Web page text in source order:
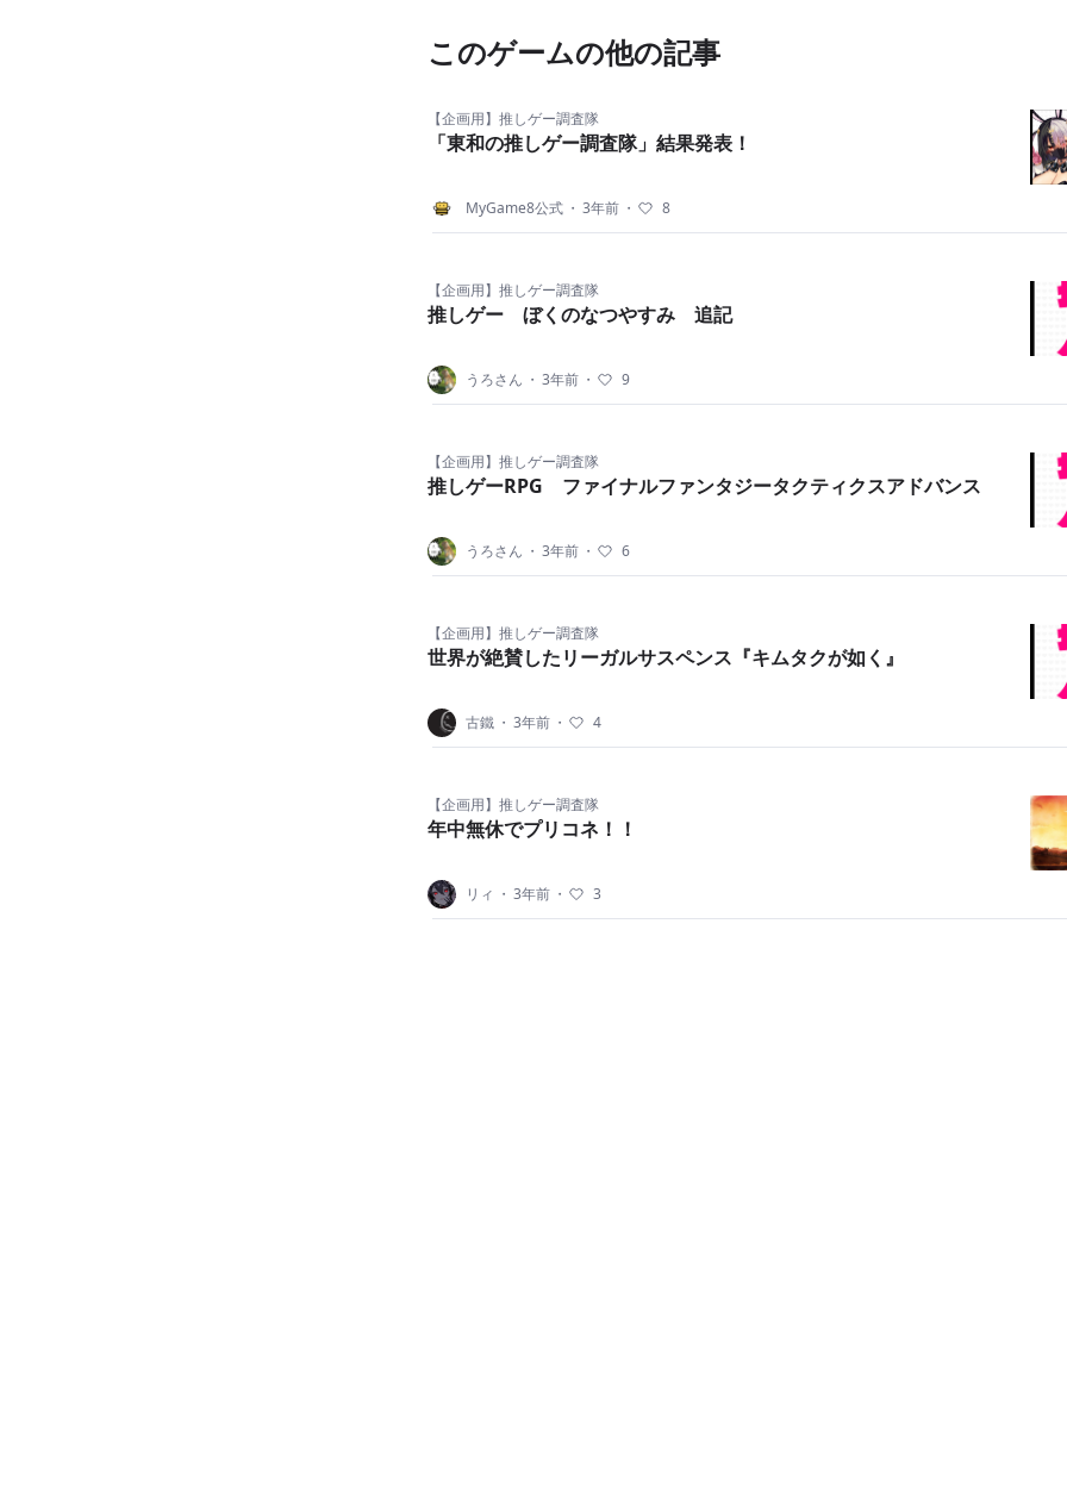
このゲームの他の記事
【企画用】推しゲー調査隊
「東和の推しゲー調査隊」結果発表！
MyGame8公式 ・ 3年前 ・ 8
【企画用】推しゲー調査隊
推しゲー ぼくのなつやすみ 追記
うろさん ・ 3年前 ・ 9
【企画用】推しゲー調査隊
推しゲーRPG ファイナルファンタジータクティクスアドバンス
うろさん ・ 3年前 ・ 6
【企画用】推しゲー調査隊
世界が絶賛したリーガルサスペンス『キムタクが如く』
古鐵 ・ 3年前 ・ 4
【企画用】推しゲー調査隊
年中無休でプリコネ！！
リィ ・ 3年前 ・ 3